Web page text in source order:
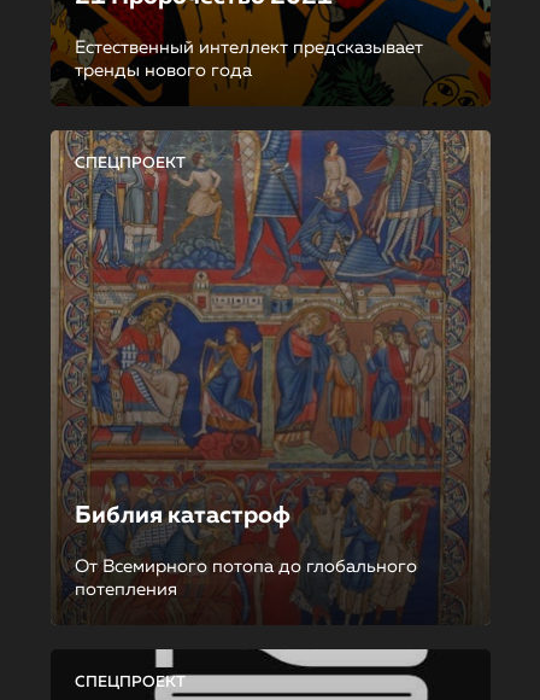
Естественный интеллект предсказывает
тренды нового года
СПЕЦПРОЕКТ
Библия катастроф
От Всемирного потопа до глобального
потепления
СПЕЦПРОЕКТ